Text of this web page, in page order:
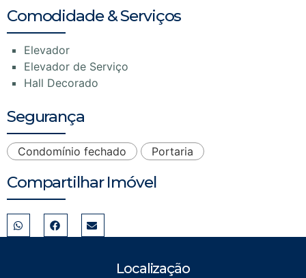
Comodidade & Serviços
Elevador
Elevador de Serviço
Hall Decorado
Segurança
Condomínio fechado Portaria
Compartilhar Imóvel
Localização